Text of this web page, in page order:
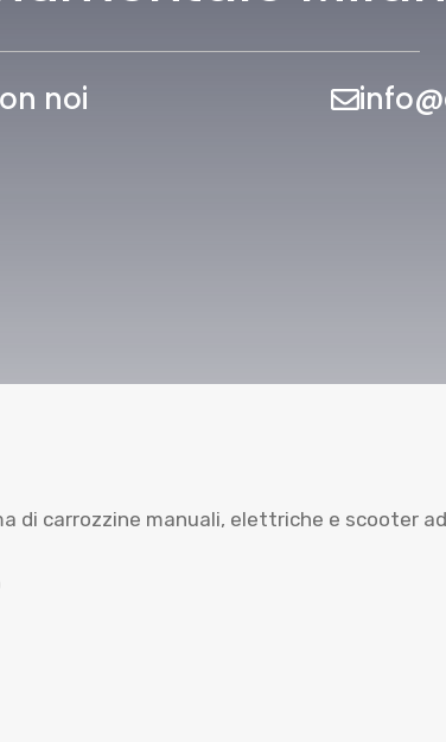
noi
di carrozzine manuali, elettriche e scooter